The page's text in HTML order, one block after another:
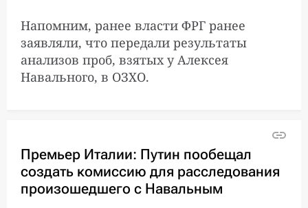
Юлия Навальная ответила
доктору Рошалю. Ранее он
предложил российским и
немецким медикам
создать экспертную
7:09:00
МИД Германии:
российские власти
должны доказать свою
непричастность к
Напомним, ранее власти ФРГ ранее
заявляли, что передали результаты
анализов проб, взятых у Алексея
Навального, в ОЗХО.
Премьер Италии: Путин пообещал
создать комиссию для расследования
произошедшего с Навальным